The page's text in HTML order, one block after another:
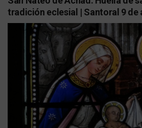
tradición eclesial | Santoral 9 de